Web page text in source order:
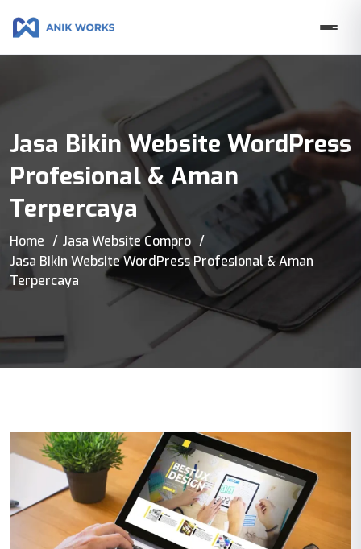
Jasa Bikin Website WordPress
Profesional & Aman
Terpercaya
Home
Jasa Website Compro
Jasa Bikin Website WordPress Profesional & Aman
Terpercaya